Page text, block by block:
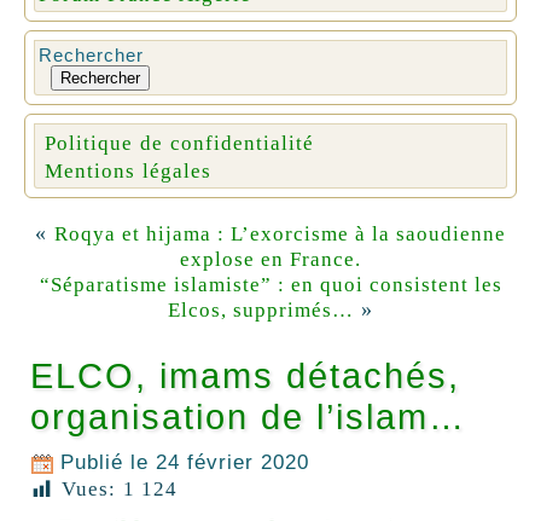
Rechercher
Rechercher
Politique de confidentialité
Mentions légales
« Roqya et hijama : L’exorcisme à la saoudienne
explose en France.
“Séparatisme islamiste” : en quoi consistent les
Elcos, supprimés… »
ELCO, imams détachés,
organisation de l’islam…
Publié le 24 février 2020
Vues: 1 124